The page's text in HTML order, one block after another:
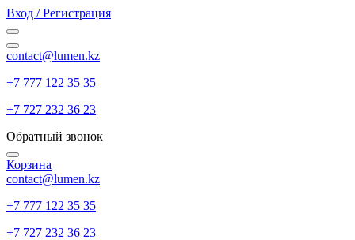
Вход / Регистрация
contact@lumen.kz
+7 777 122 35 35
+7 727 232 36 23
Обратный звонок
Корзина
contact@lumen.kz
+7 777 122 35 35
+7 727 232 36 23